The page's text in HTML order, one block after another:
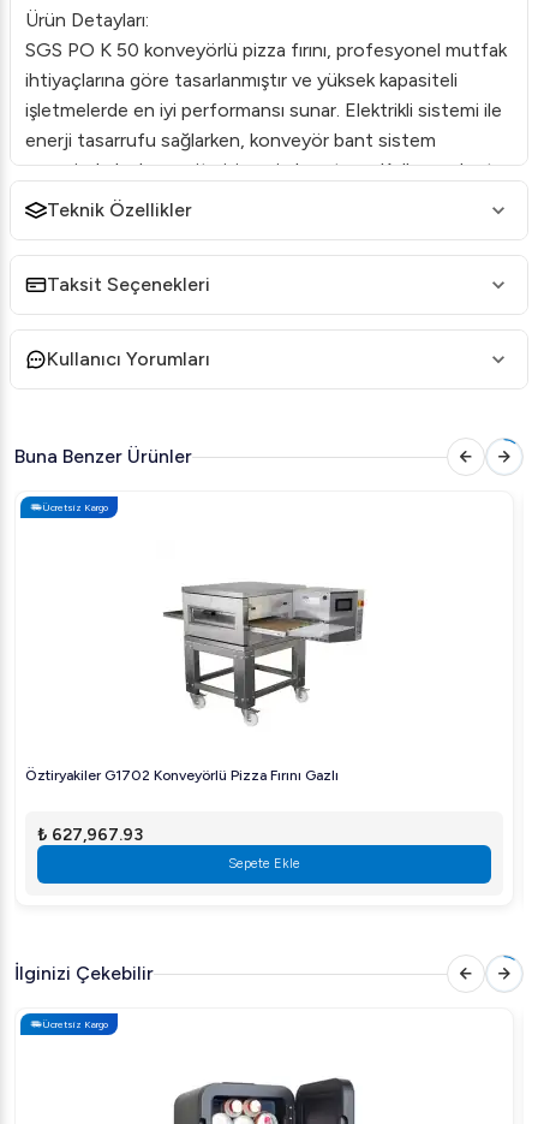
Ürün Detayları:
SGS PO K 50 konveyörlü pizza fırını, profesyonel mutfak
ihtiyaçlarına göre tasarlanmıştır ve yüksek kapasiteli
işletmelerde en iyi performansı sunar. Elektrikli sistemi ile
enerji tasarrufu sağlarken, konveyör bant sistem
sayesinde hızlı ve eşit pişirme imkanı tanır. Kullanıcı dostu
kontrol paneli ile sıcaklık ve hız ayarları kolayca yapılabilir.
Avantajlar:
Yüksek kapasiteli üretim için ideal.
Konveyör sistemi sayesinde eşit pişirme sağlar.
Elektrikli yapısıyla çevre dostudur ve enerji tasarrufu
yapar.
Arıgastro.com'dan temin edebileceğiniz SGS PO K 50,
mükemmel kalitede olmasını sağlamak için bu güvenilir
pizza fırınına yatırım yapın.
SGS PO K 50 Elektrikli Konveyörlü Pizza Fırını için fiyat ve
temsilcimize ulaşarak bilgi alın!
Teknik Özellikler
Taksit Seçenekleri
Kullanıcı Yorumları
Buna Benzer Ürünler
Ücretsiz Kargo
Öztiryakiler G1702 Konveyörlü Pizza Fırını Gazlı
₺ 627,967.93
Sepete Ekle
İlginizi Çekebilir
Ücretsiz Kargo